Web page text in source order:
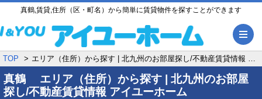
真鶴,賃貸,住所（区・町名）から簡単に賃貸物件を探すことができます
TOP エリア（住所）から探す | 北九州のお部屋探し/不動産賃貸情報 アイユーホーム
真鶴 エリア（住所）から探す | 北九州のお部屋
探し/不動産賃貸情報 アイユーホーム